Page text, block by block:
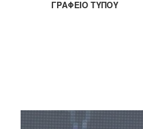
ΓΡΑΦΕΙΟ ΤΥΠΟΥ